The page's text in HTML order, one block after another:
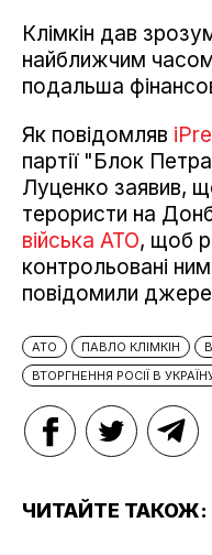
Клімкін дав
найближчим
подальша
Як повідомляв
партії "Блок
Луценко заявив,
терористи на
війська АТО, щоб
контрольовані
повідомили
АТО ПАВЛО КЛІМКІН
ВТОРГНЕННЯ РОСІЇ В
ЧИТАЙТЕ ТАКОЖ: